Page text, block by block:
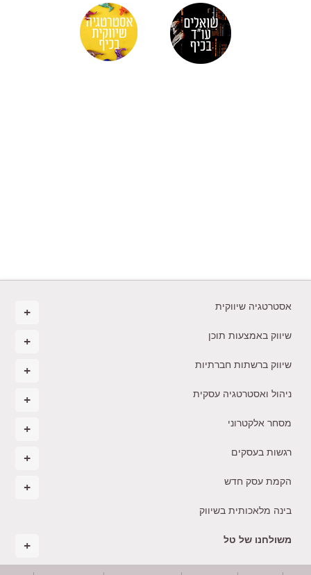
אסטרטגיה שיווקית
שיווק באמצעות תוכן
שיווק ברשתות חברתיות
ניהול ואסטרטגיה עסקית
מסחר אלקטרוני
רגשות בעסקים
הקמת עסק חדש
בינה מלאכותית בשיווק
משולחנו של טל